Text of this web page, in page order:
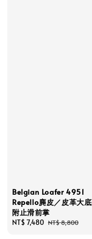
Belgian Loafer 4951
Repello麂皮／皮革大底
附止滑前掌
Sale
NT$ 7,480 Regular
NT$ 8,800